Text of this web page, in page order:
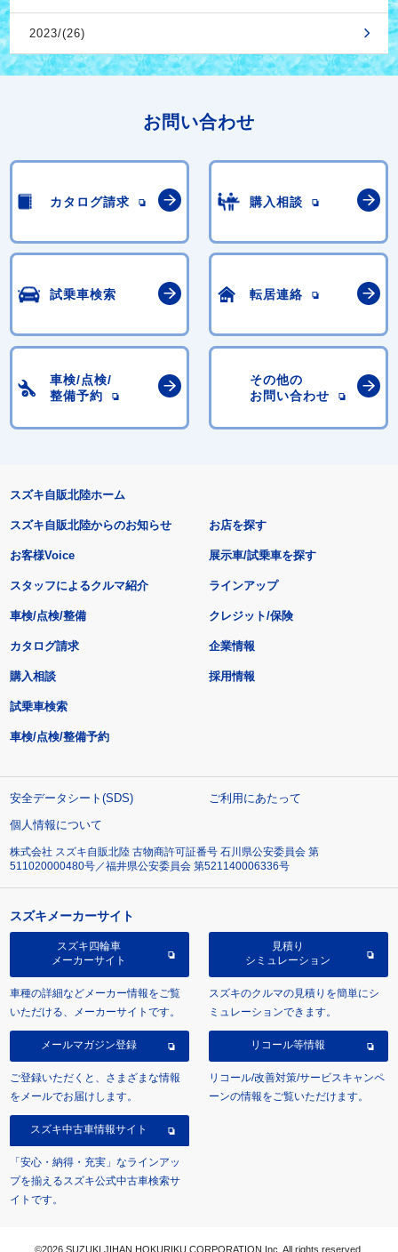
2023/(26)
お問い合わせ
カタログ請求 購入相談
試乗車検索 転居連絡
車検/点検/
整備予約
その他の
お問い合わせ
スズキ自販北陸ホーム
スズキ自販北陸からのお知らせ
お客様Voice
スタッフによるクルマ紹介
お店を探す
展示車/試乗車を探す
ラインアップ
車検/点検/整備 クレジット/保険
カタログ請求
購入相談
試乗車検索
車検/点検/整備予約
企業情報
採用情報
安全データシート(SDS)
ご利用にあたって
個人情報について
株式会社 スズキ自販北陸 古物商許可証番号 石川県公安委員会 第
511020000480号／福井県公安委員会 第521140006336号
スズキメーカーサイト
スズキ四輪車
メーカーサイト
車種の詳細などメーカー情報をご覧
いただける、メーカーサイトです。
見積り
シミュレーション
スズキのクルマの見積りを簡単にシ
ミュレーションできます。
メールマガジン登録
ご登録いただくと、さまざまな情報
をメールでお届けします。
リコール等情報
リコール/改善対策/サービスキャンペ
ーンの情報をご覧いただけます。
スズキ中古車情報サイト
「安心・納得・充実」なラインアッ
プを揃えるスズキ公式中古車検索サ
イトです。
©2026 SUZUKI JIHAN HOKURIKU CORPORATION Inc. All rights reserved.